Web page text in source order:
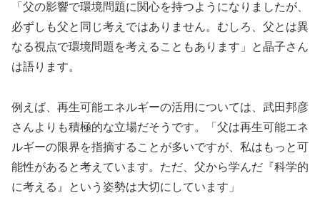
「父の影響で環境問題に関心を持つようになりましたが、
必ずしも父と同じ考えではありません。むしろ、父とは異
なる視点で環境問題を考えることもあります」と晶子さん
は語ります。
例えば、再生可能エネルギーの活用については、武田邦彦
さんよりも積極的な立場だそうです。「父は再生可能エネ
ルギーの限界を指摘することが多いですが、私はもっと可
能性があると考えています。ただ、父から学んだ『科学的
に考える』という姿勢は大切にしています」